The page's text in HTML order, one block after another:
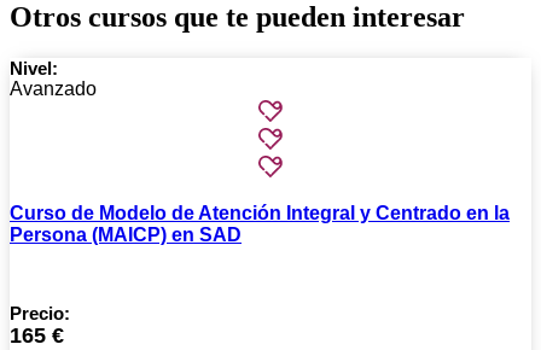
Otros cursos que te pueden interesar
Nivel:
Avanzado
Curso de Modelo de Atención Integral y Centrado en la
Persona (MAICP) en SAD
Precio:
165 €